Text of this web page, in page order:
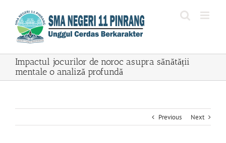
content
Impactul jocurilor de noroc asupra sănătății
mentale o analiză profundă
Previous Next